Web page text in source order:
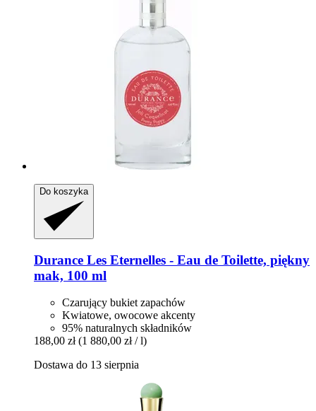
Do koszyka
Durance Les Eternelles -​ Eau de Toilette, piękny
mak, 100 ml
Czarujący bukiet zapachów
Kwiatowe, owocowe akcenty
95% naturalnych składników
188,00 zł (1 880,00 zł / l)
Dostawa do 13 sierpnia